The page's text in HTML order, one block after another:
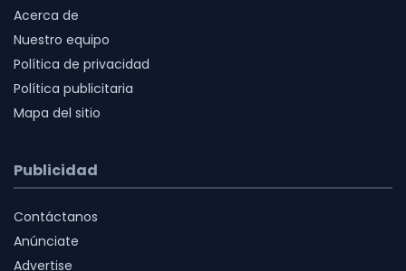
Acerca de
Nuestro equipo
Política de privacidad
Política publicitaria
Mapa del sitio
Publicidad
Contáctanos
Anúnciate
Advertise